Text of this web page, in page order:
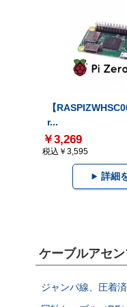
【
r...
￥3,269
税込￥3,595
詳細
ケーブルアセ
ジャンパ線、圧着